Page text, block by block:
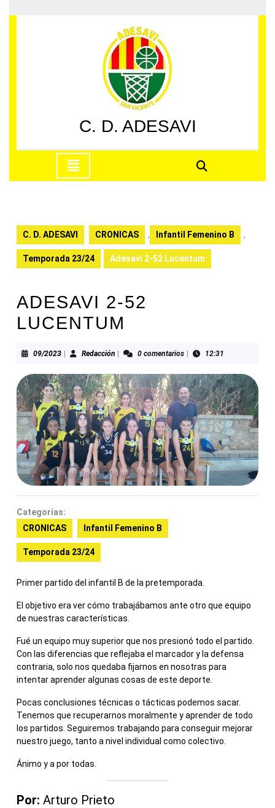
al
C. D. ADESAVI
apertura
C. D. ADESAVI CRONICAS , Infantil Femenino B ,
Temporada 23/24 Adesavi 2-52 Lucentum
ADESAVI 2-52
LUCENTUM
09/202309/2023RedacciónRedacción0 comentarios 12:31
Categorías:
CRONICAS
Infantil Femenino B
Temporada 23/24
Primer partido del infantil B de la pretemporada.
El objetivo era ver cómo trabajábamos ante otro que equipo
de nuestras características.
Fué un equipo muy superior que nos presionó todo el partido.
Con las diferencias que reflejaba el marcador y la defensa
contraria, solo nos quedaba fijarnos en nosotras para
intentar aprender algunas cosas de este deporte.
Pocas conclusiones técnicas o tácticas podemos sacar.
Tenemos que recuperarnos moralmente y aprender de todo
los partidos. Seguiremos trabajando para conseguir mejorar
nuestro juego, tanto a nivel individual como colectivo.
Ánimo y a por todas.
Por: Arturo Prieto